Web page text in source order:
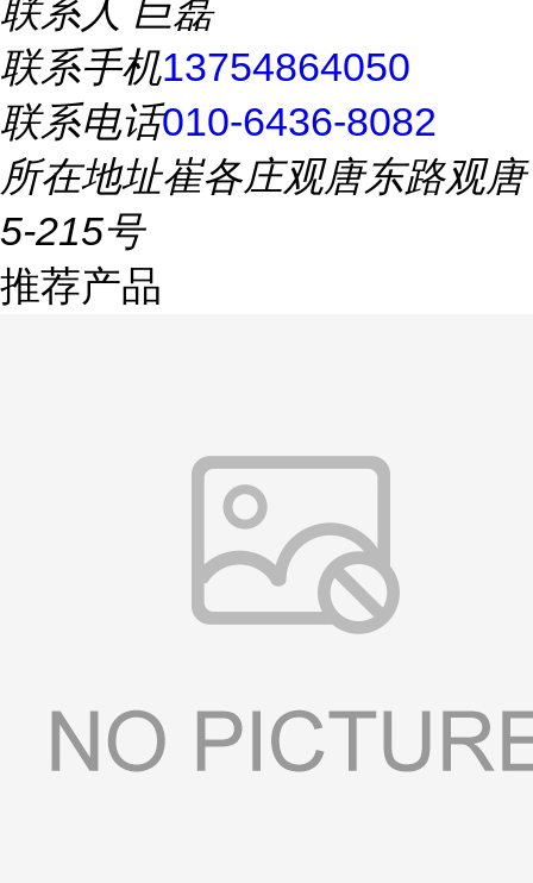
联系人 巨磊
联系手机13754864050
联系电话010-6436-8082
所在地址崔各庄观唐东路观唐
5-215号
推荐产品